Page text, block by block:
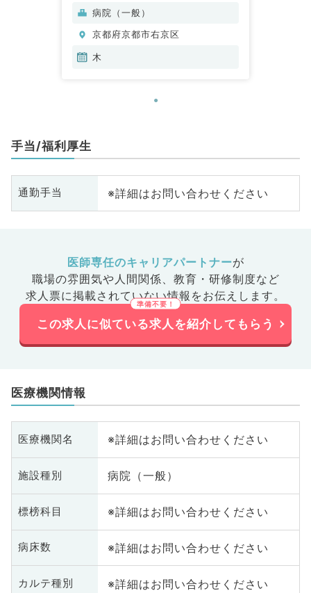
科、呼吸器外科、心臓血管外科、
般、一般外科、消化器外科、乳腺
外科、大腸・肛門外科
病院（一般）
京都府京都市右京区
木
手当/福利厚生
通勤手当 ※詳細はお問い合わせください
医師専任のキャリアパートナーが
職場の雰囲気や人間関係、 教育・研修制度など
求人票に掲載されていない情報をお伝えします。
この求人に似ている求人を紹介してもらう
医療機関情報
医療機関名 ※詳細はお問い合わせください
施設種別 病院（一般）
標榜科目 ※詳細はお問い合わせください
病床数 ※詳細はお問い合わせください
カルテ種別 ※詳細はお問い合わせください